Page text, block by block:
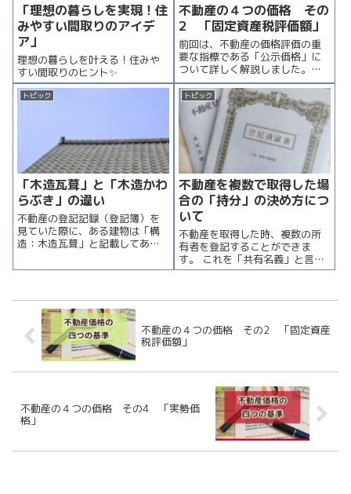
「理想の暮らしを実現！住
みやすい間取りのアイデ
ア」
理想の暮らしを叶える！住みや
すい間取りのヒント✨
不動産の４つの価格 その
2 「固定資産税評価額」
前回は、不動産の価格評価の重
要な指標である「公示価格」に
ついて詳しく解説しました。公
示価格に続き、今回は不動産を
所有するうえで欠かせない「固
定資産税評価額」に焦点を当て
ます。 詳細な情報をお求めの方
は、前回の記事をご確認くださ
い。 「不動産...
トピック
「木造瓦葺」と「木造かわ
らぶき」の違い
不動産の登記記録（登記簿）を
見ていた際に、ある建物は「構
造：木造瓦葺」と記載してある
造かわらぶき」となっているこ
平仮名による記載で違っていま
す。 少し気に...
トピック
不動産を複数で取得した場
合の「持分」の決め方につ
いて
不動産を取得した時、複数の所
有者を登記することができま
す。 これを「共有名義」と言い
ます。 共有名義にする場合、各
を決めて登記する必要がありま
半分（２分の１ずつ）、という
わけにはいき...
不動産の４つの価格 その2 「固定資産
税評価額」
不動産の４つの価格 その4 「実勢価
格」